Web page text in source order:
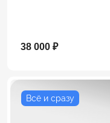
38 000 ₽
Всё и сразу